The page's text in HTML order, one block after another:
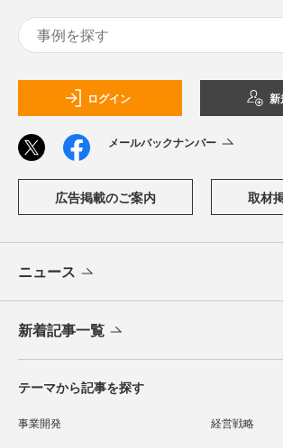
ログイン 新
メールバックナンバー
広告掲載のご案内 取材
ニュース
新着記事一覧
テーマから記事を探す
事業開発 経営戦略